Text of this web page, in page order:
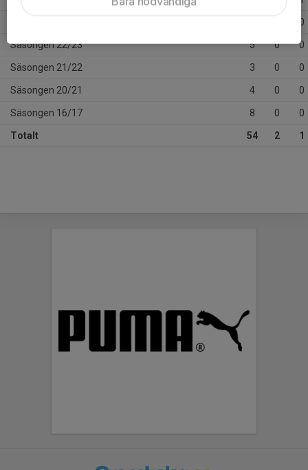
0
Säsongen 22/23 5 0 0
Säsongen 21/22 3 0 0
Säsongen 20/21 4 0 0
Säsongen 16/17 8 0 0
Totalt 54 2 1